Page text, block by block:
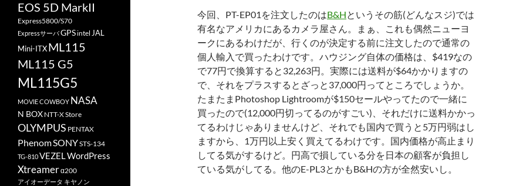
今回、PT-EP01を注文したのはB&Hというその筋(どんなスジ)では
有名なアメリカにあるカメラ屋さん。まぁ、これも偶然ニューヨ
ークにあるわけだが、行くのが決定する前に注文したので通常の
個人輸入で買ったわけです。ハウジング自体の価格は、$419なの
で77円で換算すると32,263円。実際には送料が$64かかりますの
で、それをプラスするとざっと37,000円ってところでしょうか。
たまたまPhotoshop Lightroomが$150セールやってたので一緒に
買ったので(12,000円切ってるのがすごい)、それだけに送料かかっ
てるわけじゃありませんけど、それでも国内で買うと5万円弱はし
ますから、1万円以上安く買えてるわけです。国内価格が高止まり
してる気がするけど。円高で損している分を日本の顧客が負担し
ている気がしてる。他のE-PL3とかもB&Hの方が全然安いし。
EOS 5D MarkII
Express5800/S70
ExpressサーバGPSintel JAL
Mini-ITXML115
ML115 G5
ML115G5
MOVIE COWBOY NASA
N BOX NTT-X Store
OLYMPUS PENTAX
PhenomSONYSTS-134
TG-810VEZELWordPress
Xtreamerα200
アイオーデータ キヤノン